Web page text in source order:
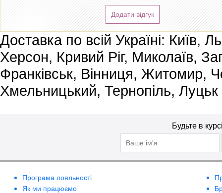
Додати відгук
Доставка по всій Україні: Київ,
Херсон, Кривий Ріг, Миколаїв,
Франківськ, Вінниця, Житомир,
Хмельницький, Тернопіль, Луцьк
Будьте в
Програма лояльності
Як ми працюємо